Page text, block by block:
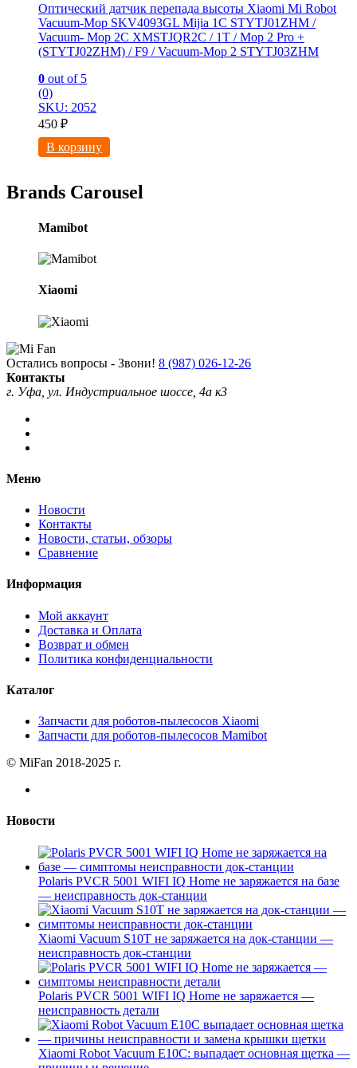
Оптический датчик перепада высоты Xiaomi Mi Robot
Vacuum-Mop SKV4093GL Mijia 1C STYTJ01ZHM /
Vacuum- Mop 2C XMSTJQR2C / 1T / Mop 2 Pro +
(STYTJ02ZHM) / F9 / Vacuum-Mop 2 STYTJ03ZHM
0 out of 5
(0)
SKU: 2052
450 ₽
В корзину
Brands Carousel
Mamibot
Xiaomi
Остались вопросы - Звони! 8 (987) 026-12-26
Контакты
г. Уфа, ул. Индустриальное шоссе, 4а к3
Меню
Новости
Контакты
Новости, статьи, обзоры
Сравнение
Информация
Мой аккаунт
Доставка и Оплата
Возврат и обмен
Политика конфиденциальности
Каталог
Запчасти для роботов-пылесосов Xiaomi
Запчасти для роботов-пылесосов Mamibot
© MiFan 2018-2025 г.
Новости
Polaris PVCR 5001 WIFI IQ Home не заряжается на базе
— неисправность док-станции
Xiaomi Vacuum S10T не заряжается на док-станции —
неисправность док-станции
Polaris PVCR 5001 WIFI IQ Home не заряжается —
неисправность детали
Xiaomi Robot Vacuum E10C: выпадает основная щетка —